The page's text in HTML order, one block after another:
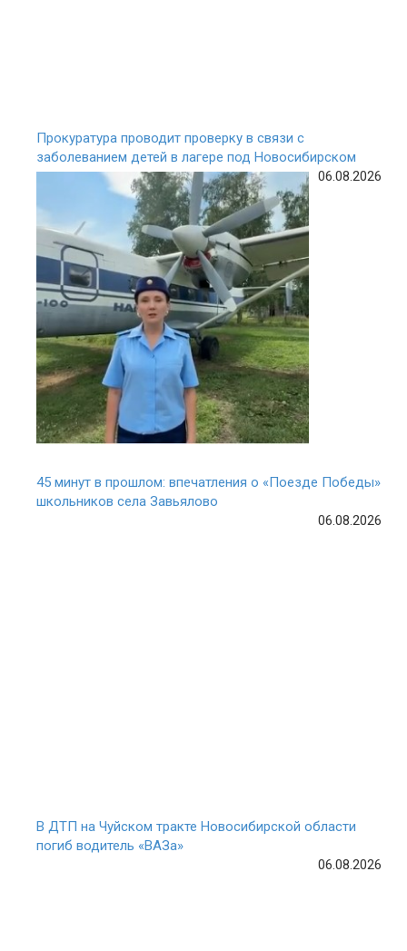
Прокуратура проводит проверку в связи с
заболеванием детей в лагере под Новосибирском
06.08.2026
45 минут в прошлом: впечатления о «Поезде Победы»
школьников села Завьялово
06.08.2026
В ДТП на Чуйском тракте Новосибирской области
погиб водитель «ВАЗа»
06.08.2026